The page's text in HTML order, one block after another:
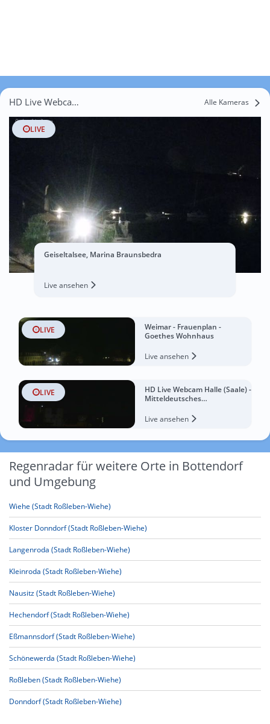
HD Live Webcams Bottendorf Alle Kameras
LIVE
Geiseltalsee, Marina Braunsbedra
Live ansehen
LIVE
Weimar - Frauenplan -
Goethes Wohnhaus
Live ansehen
LIVE
HD Live Webcam Halle (Saale) -
Mitteldeutsches
Live ansehen
Regenradar für weitere Orte in Bottendorf
und Umgebung
Wiehe (Stadt Roßleben-Wiehe)
Kloster Donndorf (Stadt Roßleben-Wiehe)
Langenroda (Stadt Roßleben-Wiehe)
Kleinroda (Stadt Roßleben-Wiehe)
Nausitz (Stadt Roßleben-Wiehe)
Hechendorf (Stadt Roßleben-Wiehe)
Eßmannsdorf (Stadt Roßleben-Wiehe)
Schönewerda (Stadt Roßleben-Wiehe)
Roßleben (Stadt Roßleben-Wiehe)
Donndorf (Stadt Roßleben-Wiehe)